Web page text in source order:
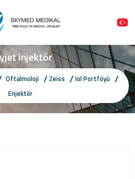
injektör
Oftalmoloji Zeiss
Iol Portföyü
Enjektör